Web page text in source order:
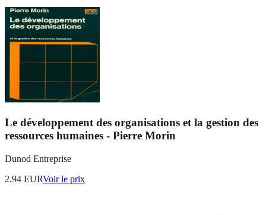
Le développement des organisations et la gestion des
ressources humaines - Pierre Morin
Dunod Entreprise
2.94 EURVoir le prix